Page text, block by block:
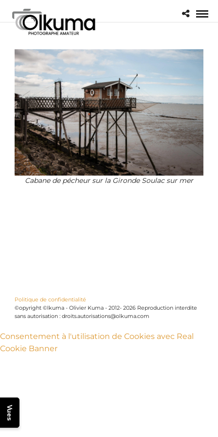
Cabane de pécheur sur la Gironde Soulac sur mer
Politique de confidentialité
©opyright ©lkuma - Olivier Kuma - 2012- 2026 Reproduction interdite
sans autorisation : droits.autorisations@olkuma.com
Vues
Consentement à l'utilisation de Cookies avec Real
Cookie Banner